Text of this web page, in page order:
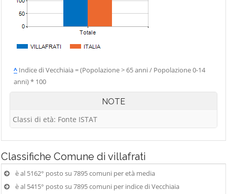
^ Indice di Vecchiaia = (Popolazione > 65 anni / Popolazione 0-14
anni) * 100
NOTE
Classi di età: Fonte ISTAT
Classifiche Comune di villafrati
è al 5162° posto su 7895 comuni per età media
è al 5415° posto su 7895 comuni per indice di Vecchiaia